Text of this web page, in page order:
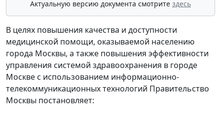
Актуальную версию документа смотрите здесь
В целях повышения качества и доступности
медицинской помощи, оказываемой населению
города Москвы, а также повышения эффективности
управления системой здравоохранения в городе
Москве с использованием информационно-
телекоммуникационных технологий Правительство
Москвы постановляет: